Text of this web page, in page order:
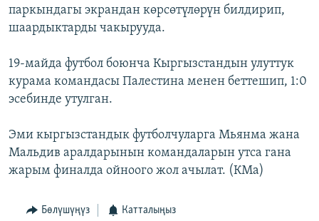
паркындагы экрандан көрсөтүлөрүн билдирип,
шаардыктарды чакырууда.
19-майда футбол боюнча Кыргызстандын улуттук
курама командасы Палестина менен беттешип, 1:0
эсебинде утулган.
Эми кыргызстандык футболчуларга Мьянма жана
Мальдив аралдарынын командаларын утса гана
жарым финалда ойноого жол ачылат. (КМа)
Бөлүшүңүз Катталыңыз